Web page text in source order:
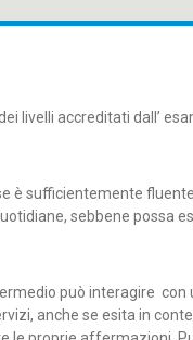
livelli accreditati dall’
è sufficientemente
sebbene possa
può interagire
anche se esita in